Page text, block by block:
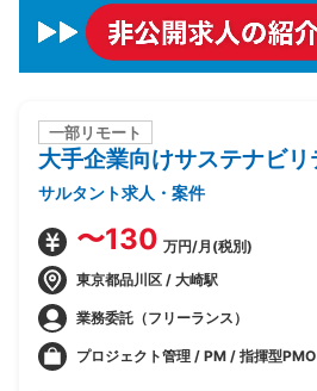
一部リモート
大手企業向けサステナビ
サルタント求人・案件
〜130 万円/月(税別)
東京都品川区 / 大崎駅
業務委託（フリーランス）
プロジェクト管理 / PM / 指揮型PMO